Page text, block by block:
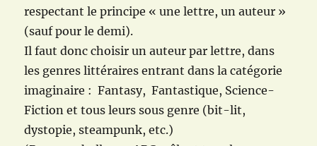
respectant le principe « une lettre, un auteur »
(sauf pour le demi).
Il faut donc choisir un auteur par lettre, dans
les genres littéraires entrant dans la catégorie
imaginaire : Fantasy, Fantastique, Science-
Fiction et tous leurs sous genre (bit-lit,
dystopie, steampunk, etc.)